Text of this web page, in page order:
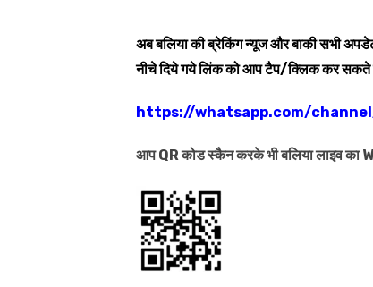
अब बलिया की ब्रेकिंग न्यूज और बाकी सभी
नीचे दिये गये लिंक को आप टैप/क्लिक कर सकते
https://whatsapp.com/
आप QR कोड स्कैन करके भी बलिया लाइव